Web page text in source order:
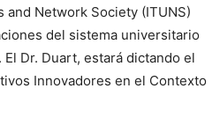
Network Society (ITUNS)
del sistema universitario
Dr. Duart, estará dictando el
Innovadores en el Contexto